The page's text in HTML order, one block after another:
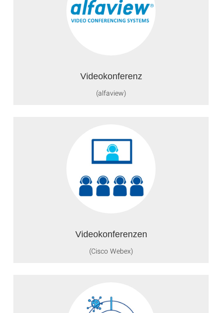
Videokonferenz
(alfaview)
Videokonferenzen
(Cisco Webex)